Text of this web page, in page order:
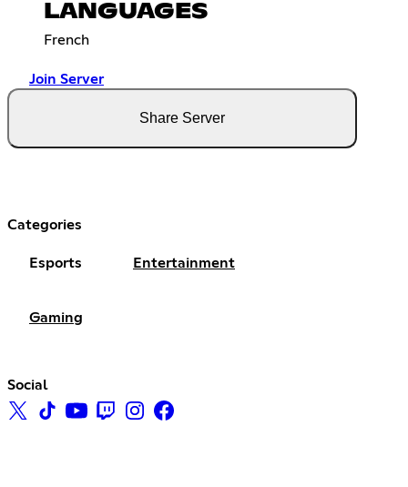
LANGUAGES
French
Join Server
Share Server
Categories
Esports Entertainment
Gaming
Social